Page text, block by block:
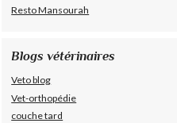
Resto Mansourah
Blogs vétérinaires
Veto blog
Vet-orthopédie
couche tard